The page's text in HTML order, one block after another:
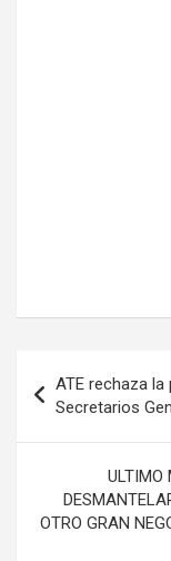
de
entradas
ATE rechaza
Secretarios
ULTIMO
OTRO GRAN